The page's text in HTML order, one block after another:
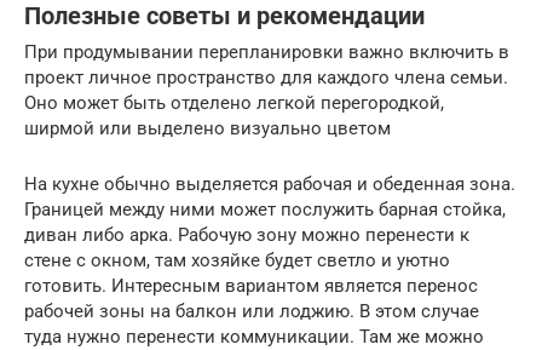
Полезные советы и рекомендации
При продумывании перепланировки важно включить в
проект личное пространство для каждого члена семьи.
Оно может быть отделено легкой перегородкой,
ширмой или выделено визуально цветом
На кухне обычно выделяется рабочая и обеденная зона.
Границей между ними может послужить барная стойка,
диван либо арка. Рабочую зону можно перенести к
стене с окном, там хозяйке будет светло и уютно
готовить. Интересным вариантом является перенос
рабочей зоны на балкон или лоджию. В этом случае
туда нужно перенести коммуникации. Там же можно